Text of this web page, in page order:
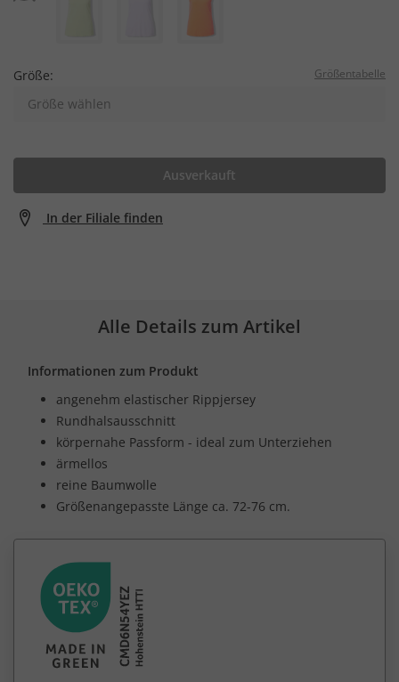
Größe: Größentabelle
Größe wählen
Ausverkauft
In der Filiale finden
Alle Details zum Artikel
Informationen zum Produkt
angenehm elastischer Rippjersey
Rundhalsausschnitt
körpernahe Passform - ideal zum Unterziehen
ärmellos
reine Baumwolle
Größenangepasste Länge ca. 72-76 cm.